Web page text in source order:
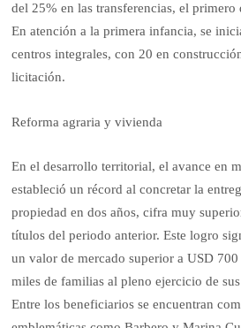
del 25% en las transferencias, el primero
En atención a la primera infancia, se
centros integrales, con 20 en
licitación.
Reforma agraria y vivienda
En el desarrollo territorial, el avance en
estableció un récord al concretar la
propiedad en dos años, cifra muy
títulos del periodo anterior. Este logro
un valor de mercado superior a USD
miles de familias al pleno ejercicio de
Entre los beneficiarios se encuentran